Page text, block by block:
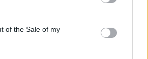
to Google and its third-party tags to
specified purposes in below Google
of the Sale of my
TANOH DEZ IS OTT VAN A FÉRFI
SZŰKÍTETT